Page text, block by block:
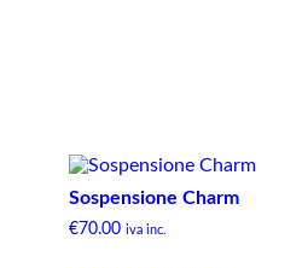
Sospensione Charm
€70.00 iva inc.